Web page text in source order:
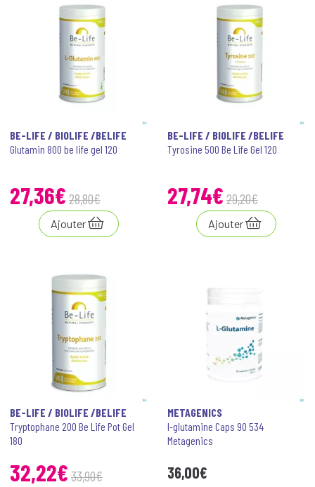
BE-LIFE / BIOLIFE /BELIFE
Glutamin 800 be life gel 120
27,36€ 28,80€
Ajouter
BE-LIFE / BIOLIFE /BELIFE
Tyrosine 500 Be Life Gel 120
27,74€ 29,20€
Ajouter
BE-LIFE / BIOLIFE /BELIFE
Tryptophane 200 Be Life Pot Gel
180
32,22€ 33,90€
METAGENICS
l-glutamine Caps 90 534
Metagenics
36,00€